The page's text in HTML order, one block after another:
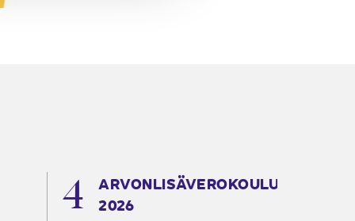
ARVONLISÄVEROKOULU
2026